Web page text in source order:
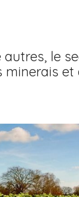
le
minerais et